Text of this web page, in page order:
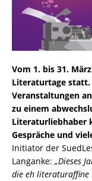
Vom 1. bis 31.
Literaturtage statt.
Veranstaltungen
zu einem
Literaturliebhaber
Gespräche und
Initiator der
Langanke: „Dieses
die eh literaturaffine